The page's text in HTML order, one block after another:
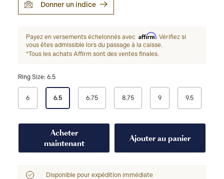
Donner un indice
Payez en versements échelonnés avec Affirm. Vérifiez si
vous êtes admissible lors du passage à la caisse.
*Tous les achats Affirm sont des ventes finales.
Ring Size: 6.5
Sélectionner
l'option
Ring
Size
6 6.5 6.75 8.75 9 9.5
Acheter
maintenant
Ajouter au panier
Disponible pour expédition immédiate